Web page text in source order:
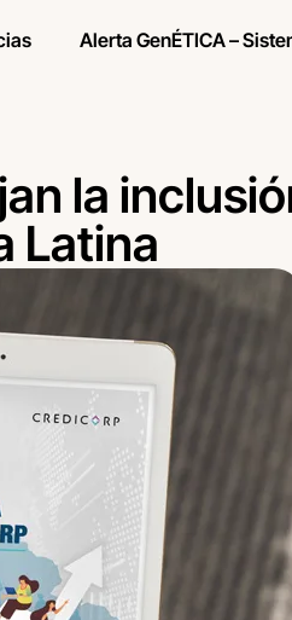
Alerta GenÉTICA –
la
Latina